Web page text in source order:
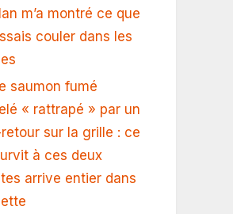
m’a montré ce que
couler dans les
saumon fumé
« rattrapé » par un
sur la grille : ce
à ces deux
arrive entier dans